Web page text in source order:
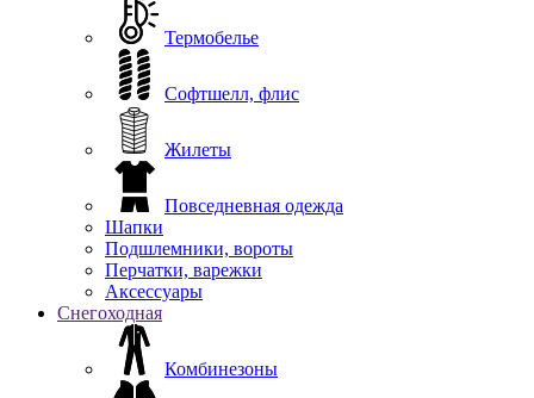
Термобелье
Софтшелл, флис
Жилеты
Повседневная одежда
Шапки
Подшлемники, вороты
Перчатки, варежки
Аксессуары
Снегоходная
Комбинезоны